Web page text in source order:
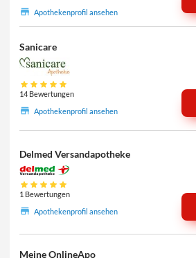
Apothekenprofil ansehen
Sanicare
14 Bewertungen
Apothekenprofil ansehen
Delmed Versandapotheke
1 Bewertungen
Apothekenprofil ansehen
Meine OnlineApo